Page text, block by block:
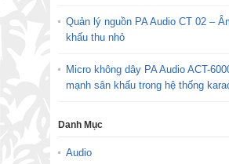
Quản lý nguồn PA Audio CT 02 –
khấu thu nhỏ
Micro không dây PA Audio ACT-
mạnh sân khấu trong hệ thống
Danh Mục
Audio